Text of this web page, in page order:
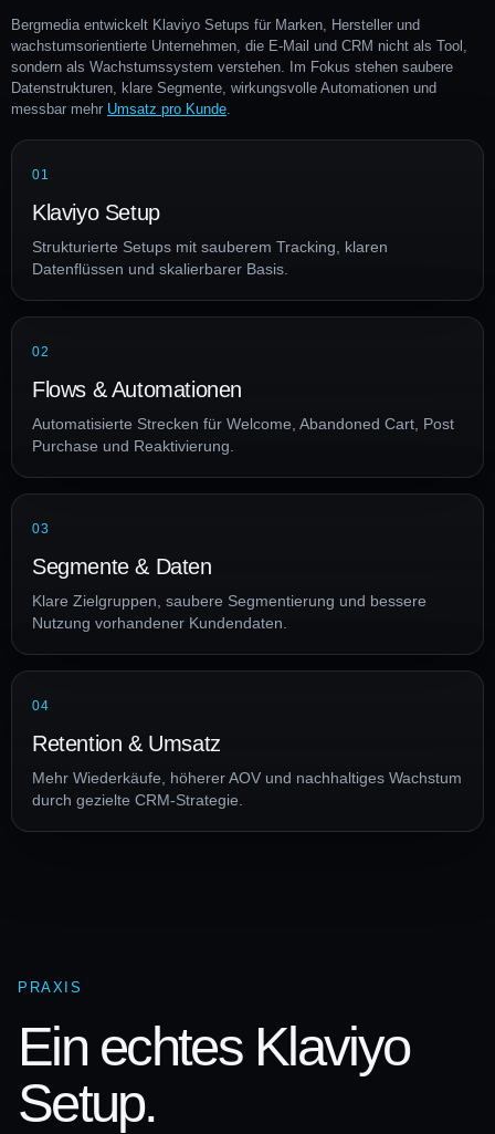
Bergmedia entwickelt Klaviyo Setups für Marken, Hersteller und
wachstumsorientierte Unternehmen, die E-Mail und CRM nicht als Tool,
sondern als Wachstumssystem verstehen. Im Fokus stehen saubere
Datenstrukturen, klare Segmente, wirkungsvolle Automationen und
messbar mehr Umsatz pro Kunde
01
Klaviyo Setup
Strukturierte Setups mit sauberem Tracking, klaren
Datenflüssen und skalierbarer Basis.
02
Flows & Automationen
Automatisierte Strecken für Welcome, Abandoned Cart, Post
Purchase und Reaktivierung.
03
Segmente & Daten
Klare Zielgruppen, saubere Segmentierung und bessere
Nutzung vorhandener Kundendaten.
04
Retention & Umsatz
Mehr Wiederkäufe, höherer AOV und nachhaltiges Wachstum
durch gezielte CRM-Strategie.
PRAXIS
Ein echtes Klaviyo
Setup.